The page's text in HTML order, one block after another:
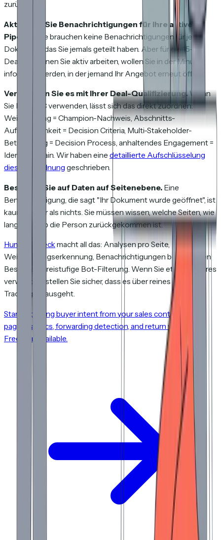
zurück.
Aktivieren Sie Benachrichtigungen für Ihre aktive
Pipeline.
Sie brauchen keine Benachrichtigungen für jedes
Dokument, das Sie jemals geteilt haben. Aber für die 15–20
Deals, an denen Sie aktiv arbeiten, wollen Sie in der Minute
informiert werden, in der jemand Ihr Angebot erneut öffnet.
Verknüpfen Sie es mit Ihrer Deal-Qualifizierung.Wenn
Sie MEDDIC verwenden, lässt sich das direkt zuordnen:
Weiterleitung = Champion-Nachweis, Abschnitts-
Aufmerksamkeit = Decision Criteria, Multi-Stakeholder-
Betrachtung = Decision Process, anhaltendes Engagement =
Identified Pain. Wir haben eine detaillierte Aufschlüsselung
dieser Zuordnung geschrieben.
Bestehen Sie auf Daten auf Seitenebene. Eine
Benachrichtigung, die sagt "Ihr Dokument wurde geöffnet", ist
kaum besser als nichts. Sie müssen wissen, welche Seiten, wie
lange und ob die Person zurückgekommen ist.
HummingDeckmacht all das: Analysen pro Seite,
Weiterleitungserkennung, Benachrichtigungen bei erneuten
Besuchen, dreistufige Bot-Filterung. Wenn Sie etwas anderes
verwenden, stellen Sie sicher, dass es über reines Open-
Tracking hinausgeht.
Start capturing buyer intent from your sales content. Per-
page analytics, forwarding detection, and return visit alerts.
Free plan available.